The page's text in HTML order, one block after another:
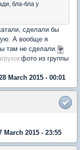
бла-бла у
сделали бы
А вообще я
там не сделали.
фото из группы
March 2015 - 00:01
2015 - 23:55